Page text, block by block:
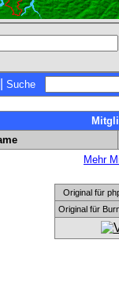
Suche
Mehr
Original für
Original für